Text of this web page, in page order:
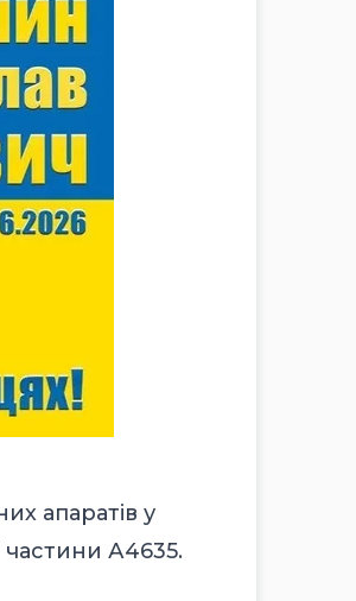
апаратів у
частини А4635.